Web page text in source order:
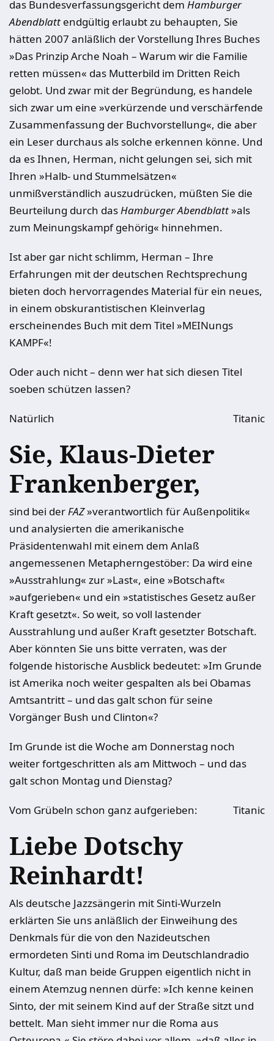
das Bundesverfassungsgericht dem Hamburger
Abendblatt endgültig erlaubt zu behaupten, Sie
hätten 2007 anläßlich der Vorstellung Ihres Buches
»Das Prinzip Arche Noah – Warum wir die Familie
retten müssen« das Mutterbild im Dritten Reich
gelobt. Und zwar mit der Begründung, es handele
sich zwar um eine »verkürzende und verschärfende
Zusammenfassung der Buchvorstellung«, die aber
ein Leser durchaus als solche erkennen könne. Und
da es Ihnen, Herman, nicht gelungen sei, sich mit
Ihren »Halb- und Stummelsätzen«
unmißverständlich auszudrücken, müßten Sie die
Beurteilung durch dasHamburger Abendblatt»als
zum Meinungskampf gehörig« hinnehmen.
Ist aber gar nicht schlimm, Herman – Ihre
Erfahrungen mit der deutschen Rechtsprechung
bieten doch hervorragendes Material für ein neues,
in einem obskurantistischen Kleinverlag
erscheinendes Buch mit dem Titel »MEINungs
KAMPF«!
Oder auch nicht – denn wer hat sich diesen Titel
soeben schützen lassen?
Natürlich Titanic
Sie, Klaus-Dieter
Frankenberger,
sind bei derFAZ»verantwortlich für Außenpolitik«
und analysierten die amerikanische
Präsidentenwahl mit einem dem Anlaß
angemessenen Metapherngestöber: Da wird eine
»Ausstrahlung« zur »Last«, eine »Botschaft«
»aufgerieben« und ein »statistisches Gesetz außer
Kraft gesetzt«. So weit, so voll lastender
Ausstrahlung und außer Kraft gesetzter Botschaft.
Aber könnten Sie uns bitte verraten, was der
folgende historische Ausblick bedeutet: »Im Grunde
ist Amerika noch weiter gespalten als bei Obamas
Amtsantritt – und das galt schon für seine
Vorgänger Bush und Clinton«?
Im Grunde ist die Woche am Donnerstag noch
weiter fortgeschritten als am Mittwoch – und das
galt schon Montag und Dienstag?
Vom Grübeln schon ganz aufgerieben: Titanic
Liebe Dotschy
Reinhardt!
Als deutsche Jazzsängerin mit Sinti-Wurzeln
erklärten Sie uns anläßlich der Einweihung des
Denkmals für die von den Nazideutschen
ermordeten Sinti und Roma im Deutschlandradio
Kultur, daß man beide Gruppen eigentlich nicht in
einem Atemzug nennen dürfe: »Ich kenne keinen
Sinto, der mit seinem Kind auf der Straße sitzt und
bettelt. Man sieht immer nur die Roma aus